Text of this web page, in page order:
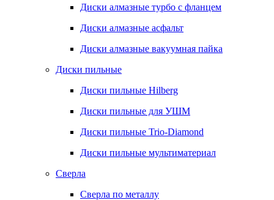
Диски алмазные турбо с фланцем
Диски алмазные асфальт
Диски алмазные вакуумная пайка
Диски пильные
Диски пильные Hilberg
Диски пильные для УШМ
Диски пильные Trio-Diamond
Диски пильные мультиматериал
Сверла
Сверла по металлу